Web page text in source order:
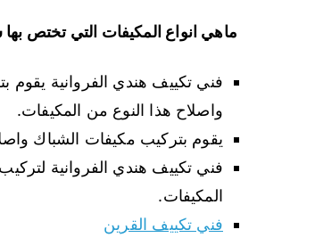
ماهي انواع المكيفات التي تختص بها
فني تكييف هندي الفروانية يقوم
واصلاح هذا النوع من المكيفات.
يقوم بتركيب مكيفات الشباك
فني تكييف هندي الفروانية
المكيفات.
فني تكييف القرين